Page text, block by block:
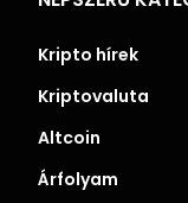
Kripto hírek
Kriptovaluta
Altcoin
Árfolyam